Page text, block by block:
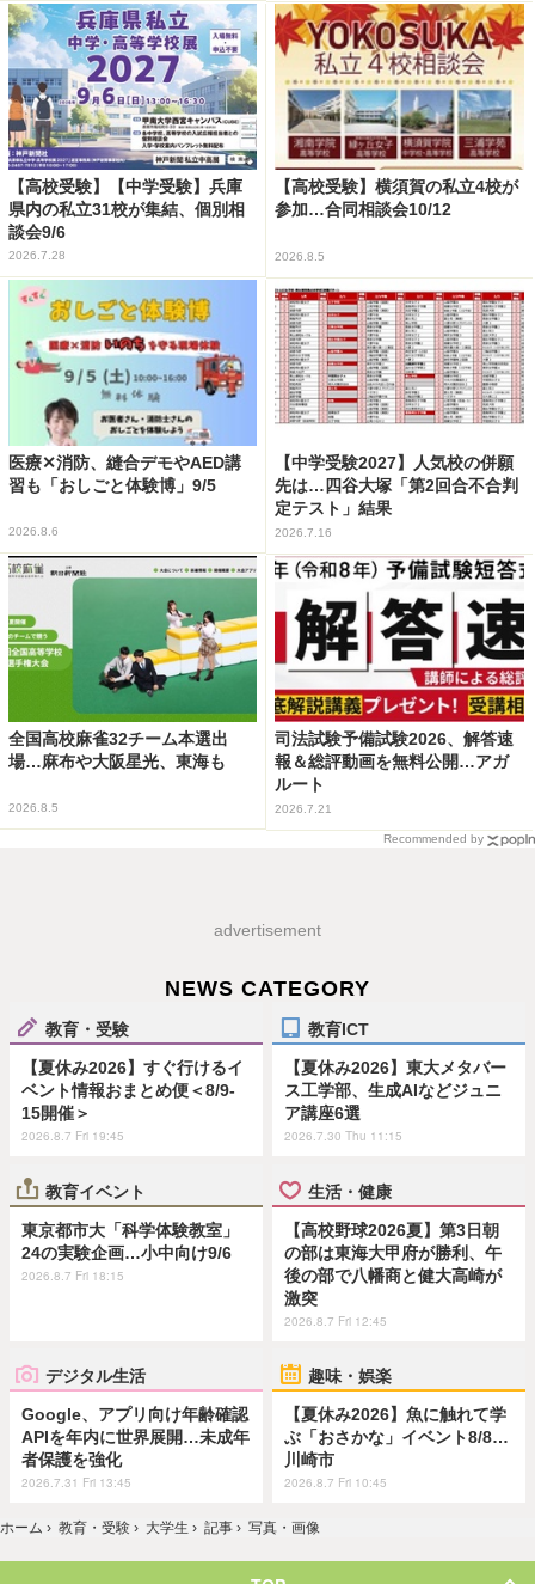
【高校受験】【中学受験】兵庫
県内の私立31校が集結、個別相
談会9/6
2026.7.28
【高校受験】横須賀の私立4校が
参加…合同相談会10/12
2026.8.5
医療✕消防、縫合デモやAED講
習も「おしごと体験博」9/5
2026.8.6
【中学受験2027】人気校の併願
先は…四谷大塚「第2回合不合判
定テスト」結果
2026.7.16
全国高校麻雀32チーム本選出
場…麻布や大阪星光、東海も
2026.8.5
司法試験予備試験2026、解答速
報＆総評動画を無料公開…アガ
ルート
2026.7.21
Recommended by
advertisement
NEWS CATEGORY
教育・受験
【夏休み2026】すぐ行けるイ
ベント情報おまとめ便＜8/9-
15開催＞
2026.8.7 Fri 19:45
教育ICT
【夏休み2026】東大メタバー
ス工学部、生成AIなどジュニ
ア講座6選
2026.7.30 Thu 11:15
教育イベント
東京都市大「科学体験教室」
24の実験企画…小中向け9/6
2026.8.7 Fri 18:15
生活・健康
【高校野球2026夏】第3日朝
の部は東海大甲府が勝利、午
後の部で八幡商と健大高崎が
激突
2026.8.7 Fri 12:45
デジタル生活
Google、アプリ向け年齢確認
APIを年内に世界展開…未成年
者保護を強化
2026.7.31 Fri 13:45
趣味・娯楽
【夏休み2026】魚に触れて学
ぶ「おさかな」イベント8/8…
川崎市
2026.8.7 Fri 10:45
ホーム › 教育・受験 › 大学生 › 記事 › 写真・画像